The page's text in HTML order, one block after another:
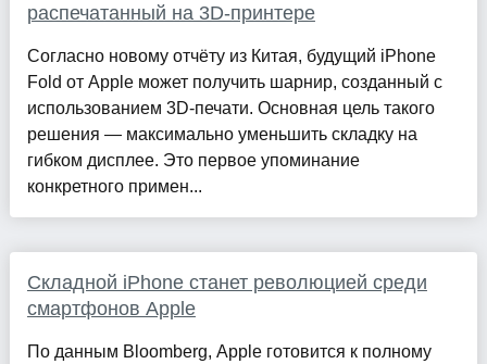
распечатанный на 3D-принтере
Согласно новому отчёту из Китая, будущий iPhone
Fold от Apple может получить шарнир, созданный с
использованием 3D-печати. Основная цель такого
решения — максимально уменьшить складку на
гибком дисплее. Это первое упоминание
конкретного примен...
Складной iPhone станет революцией среди
смартфонов Apple
По данным Bloomberg, Apple готовится к полному